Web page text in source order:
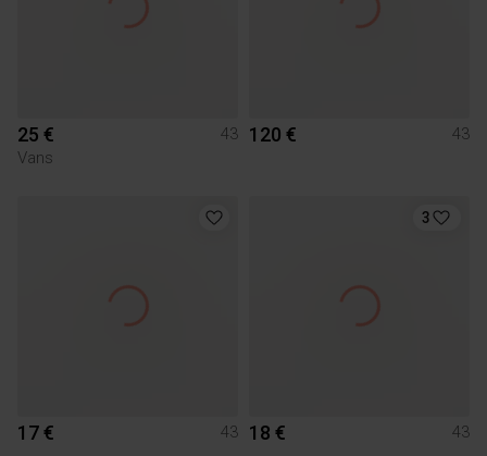
25 €
43
Vans
120 € 43
17 € 43
3
18 € 43